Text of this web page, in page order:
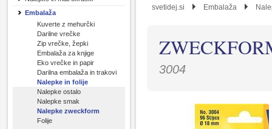
Embalaža
Kuverte z mehurčki
Darilne vrečke
Zip vrečke, žepki
Embalaža za knjige
Eko vrečke in papir
Darilna embalaža in trakovi
Nalepke in folije
Nalepke ostalo
Nalepke smak
Nalepke zweckform
Folije
svetidej.si Embalaža
3004